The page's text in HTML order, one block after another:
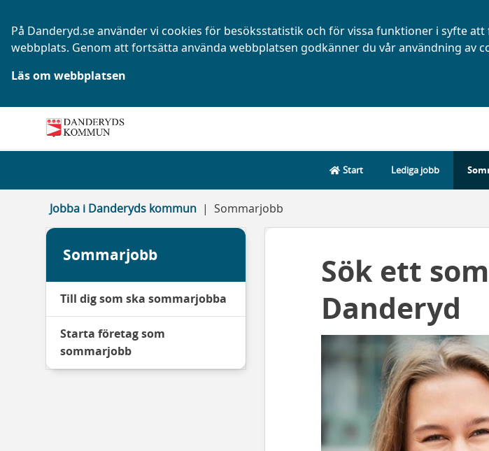
På Danderyd.se använder vi cookies för besöksstatistik och för vissa funktioner i syfte
webbplats. Genom att fortsätta använda webbplatsen godkänner du vår användning av
Läs om webbplatsen
Start Lediga jobb
Jobba i Danderyds kommun Sommarjobb
Sök ett
Danderyd
Sommarjobb
Till dig som ska sommarjobba
Starta företag som
sommarjobb